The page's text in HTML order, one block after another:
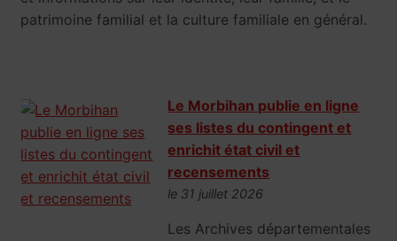
patrimoine familial et la culture familiale en général.
Le Morbihan publie en ligne
ses listes du contingent et
enrichit état civil et
recensements
le 31 juillet 2026
Les Archives départementales